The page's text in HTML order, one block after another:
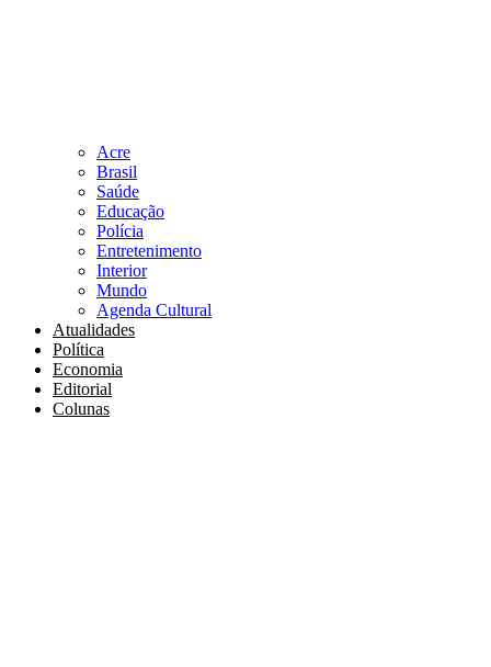
Acre
Brasil
Saúde
Educação
Polícia
Entretenimento
Interior
Mundo
Agenda Cultural
Atualidades
Política
Economia
Editorial
Colunas